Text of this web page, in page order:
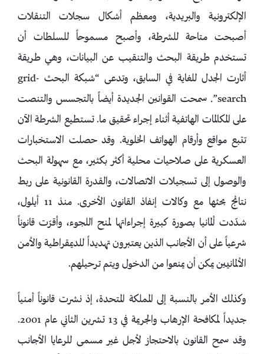
الإلكترونية والبريدية، ومعظم أشكال سجلات التنقلات
أصبحت متاحة للشرطة، وأصبح مسموحاً للسلطات أن
تستخدم طريقة البحث والتنقيب عن البيانات، وهي طريقة
أثارت الجدل للغاية في السابق، وتدعى “شبكة البحث grid-
search”. سمحت القوانين الجديدة أيضاً بالتجسس والتنصت
على المكالمات الهاتفية أثناء إجراء تحقيق ما. تستطيع الشرطة الآن
تتبع مواقع وأرقام الهواتف الخلوية. وقد حصلت الاستخبارات
العسكرية على صلاحيات محلية أكثر بكثير، مع سهولة البحث
والوصول إلى تسجيلات الاتصالات، والقدرة القانونية على ربط
نتائج بحثها مع وكالات إنفاذ القانون الأخرى. منذ 11 أيلول،
شدّدت ألمانيا بصورة كبيرة إجراءاتها لمنح اللجوء، وأقرّت قانوناً
شرعياً على أن الأجانب الذين يعتبرون تهديداً للديمقراطية والأمن
الألمانيين يمكن أن يمنعوا من الدخول ويتم ترحيلهم.
وكذلك الأمر بالنسبة إلى المملكة المتحدة، إذ نشرت قانوناً أمنياً
جديداً لمكافحة الإرهاب والجريمة في 13 تشرين الثاني عام 2001.
وقد سمح القانون بالاحتجاز لأجل غير مسمى للرعايا الأجانب